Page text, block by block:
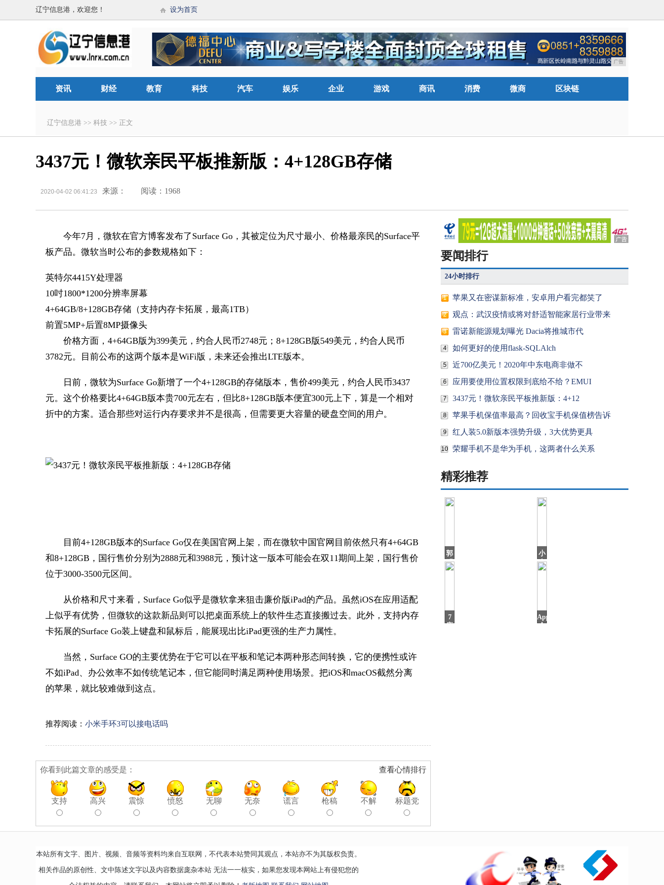
辽宁信息港，欢迎您！ 设为首页
广告
资讯 财经 教育 科技 汽车 娱乐 企业 游戏 商讯 消费 微商 区块链
辽宁信息港 >> 科技 >> 正文
3437元！微软亲民平板推新版：4+128GB存储
2020-04-02 06:41:23 来源： 阅读：1968
今年7月，微软在官方博客发布了Surface Go，其被定位为尺寸最小、价格最亲民的Surface平
板产品。微软当时公布的参数规格如下：
英特尔4415Y处理器
10吋1800*1200分辨率屏幕
4+64GB/8+128GB存储（支持内存卡拓展，最高1TB）
前置5MP+后置8MP摄像头
价格方面，4+64GB版为399美元，约合人民币2748元；8+128GB版549美元，约合人民币
3782元。目前公布的这两个版本是WiFi版，未来还会推出LTE版本。
日前，微软为Surface Go新增了一个4+128GB的存储版本，售价499美元，约合人民币3437
元。这个价格要比4+64GB版本贵700元左右，但比8+128GB版本便宜300元上下，算是一个相对
折中的方案。适合那些对运行内存要求并不是很高，但需要更大容量的硬盘空间的用户。
目前4+128GB版本的Surface Go仅在美国官网上架，而在微软中国官网目前依然只有4+64GB
和8+128GB，国行售价分别为2888元和3988元，预计这一版本可能会在双11期间上架，国行售价
位于3000-3500元区间。
从价格和尺寸来看，Surface Go似乎是微软拿来狙击廉价版iPad的产品。虽然iOS在应用适配
上似乎有优势，但微软的这款新品则可以把桌面系统上的软件生态直接搬过去。此外，支持内存
卡拓展的Surface Go装上键盘和鼠标后，能展现出比iPad更强的生产力属性。
当然，Surface GO的主要优势在于它可以在平板和笔记本两种形态间转换，它的便携性或许
不如iPad、办公效率不如传统笔记本，但它能同时满足两种使用场景。把iOS和macOS截然分离
的苹果，就比较难做到这点。
推荐阅读： 小米手环3可以接电话吗
查看心情排行
你看到此篇文章的感受是：
支持 高兴 震惊 愤怒 无聊 无奈 谎言 枪稿 不解 标题党
要闻排行
24小时排行
1 苹果又在密谋新标准，安卓用户看完都笑了
2 观点：武汉疫情或将对舒适智能家居行业带来
3 雷诺新能源规划曝光 Dacia将推城市代
4 如何更好的使用flask-SQLAlch
5 近700亿美元！2020年中东电商非做不
6 应用要使用位置权限到底给不给？EMUI
7 3437元！微软亲民平板推新版：4+12
8 苹果手机保值率最高？回收宝手机保值榜告诉
9 红人装5.0新版本强势升级，3大优势更具
10 荣耀手机不是华为手机，这两者什么关系
精彩推荐
郭
明
錤：
入
苹
小
米
年
多
款
7
座
AppStore
今
本站所有文字、图片、视频、音频等资料均来自互联网，不代表本站赞同其观点，本站亦不为其版权负责。
相关作品的原创性、文中陈述文字以及内容数据庞杂本站 无法一一核实，如果您发现本网站上有侵犯您的